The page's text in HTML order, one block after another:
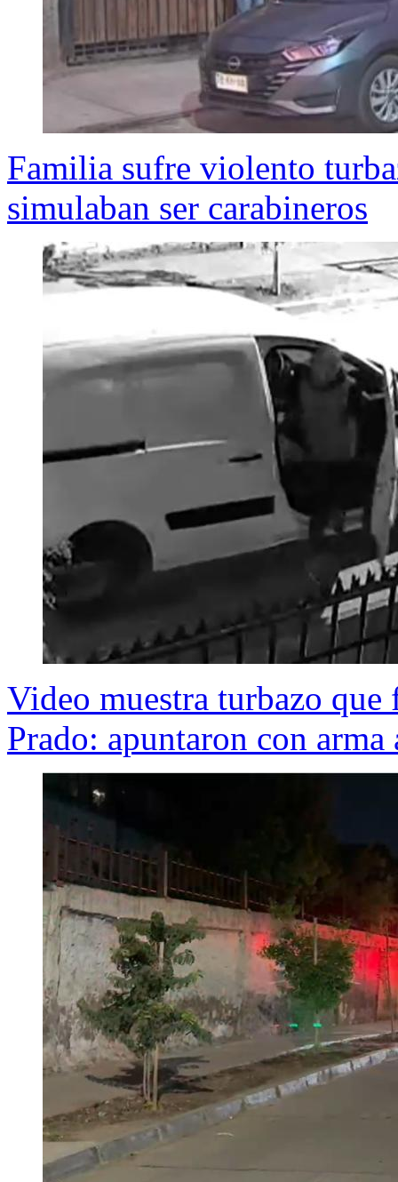
Familia sufre violento
simulaban ser carabineros
Video muestra turbazo
Prado: apuntaron con arma